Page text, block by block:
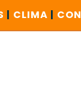
| CLIMA |